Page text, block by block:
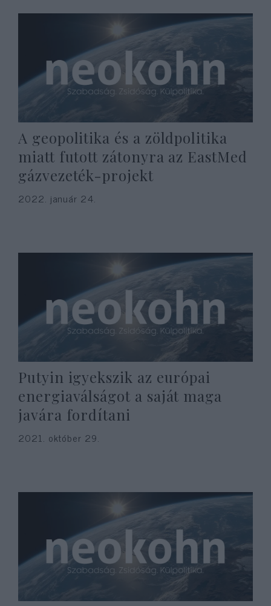
A geopolitika és a zöldpolitika
miatt futott zátonyra az EastMed
gázvezeték-projekt
2022. január 24.
Putyin igyekszik az európai
energiaválságot a saját maga
javára fordítani
2021. október 29.